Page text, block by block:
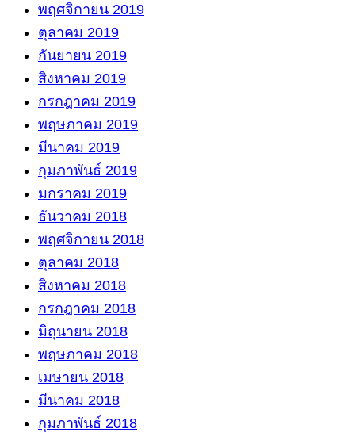
พฤศจิกายน 2019
ตุลาคม 2019
กันยายน 2019
สิงหาคม 2019
กรกฎาคม 2019
พฤษภาคม 2019
มีนาคม 2019
กุมภาพันธ์ 2019
มกราคม 2019
ธันวาคม 2018
พฤศจิกายน 2018
ตุลาคม 2018
สิงหาคม 2018
กรกฎาคม 2018
มิถุนายน 2018
พฤษภาคม 2018
เมษายน 2018
มีนาคม 2018
กุมภาพันธ์ 2018